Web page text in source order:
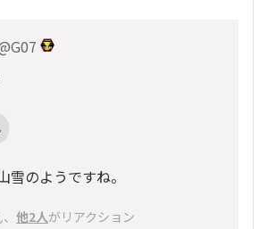
雪のようですね。
、 他2人がリアクション